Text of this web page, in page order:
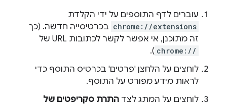
עוברים לדף התוספים על ידי הקלדת
chrome://extensions בכרטיסייה חדשה. (כך
זה מתוכנן, אי אפשר לקשר לכתובות URL של
chrome://
).
לוחצים על הלחצן 'פרטים' בכרטיס התוסף כדי
לראות מידע מפורט על התוסף.
לוחצים על המתג לצד התרת סקריפטים של